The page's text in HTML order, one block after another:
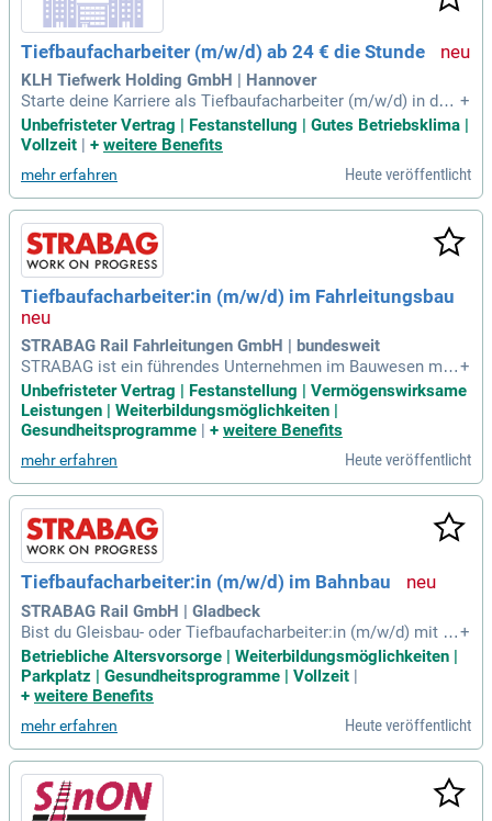
Tiefbaufacharbeiter (m/w/d) ab 24 € die Stunde
KLH Tiefwerk Holding GmbH | Hannover
Starte deine Karriere als Tiefbaufacharbeiter (m/w/d) in der
Region Hannover! Du solltest eine abgeschlossene Ausbild
ung sowie erste Erfahrungen im Tiefbau mitbringen. In unse
ristete Festanstellung mit einem attraktiven Gehalt ab 24 €
pro Stunde. Genieße 30 Tage Urlaub und ein freies Wochene
nde, da wir freitags nur bis 14 Uhr arbeiten. Außerdem förde
rn wir deine berufliche Entwicklung und bieten ein Dienstrad
leasing für bis zu zwei Räder an. Profitiere von einem respek
tvollen Umgang und offener Kommunikation auf Augenhöhe
bis zur Geschäftsführung!
+
Unbefristeter Vertrag | Festanstellung | Gutes Betriebsklima |
Vollzeit | + weitere Benefits
mehr erfahren Heute veröffentlicht
Tiefbaufacharbeiter:in (m/w/d) im Fahrleitungsbau
STRABAG Rail Fahrleitungen GmbH | bundesweit
STRABAG ist ein führendes Unternehmen im Bauwesen mit
rund 86.000 Mitarbeitern an über 2.400 Standorten weltweit.
Unser Fokus liegt auf innovativen Lösungen im Hoch- und In
genieurbau, Straßen- und Tiefbau sowie in der Projektentwic
um eine starke Unternehmenskultur zu schaffen. Nachhaltig
keit und technologischer Fortschritt sind zentrale Elemente
unserer Vision. Zusammen meistern wir Herausforderungen
und realisieren Großprojekte partnerschaftlich. Entdecken S
ie, wie wir das Bauen der Zukunft gestalten – gemeinsam fü
r eine bessere Infrastruktur.
+
Unbefristeter Vertrag | Festanstellung | Vermögenswirksame
Leistungen | Weiterbildungsmöglichkeiten |
Gesundheitsprogramme
+ weitere Benefits
mehr erfahren Heute veröffentlicht
Tiefbaufacharbeiter:in (m/w/d) im Bahnbau
STRABAG Rail GmbH | Gladbeck
Bist du Gleisbau- oder Tiefbaufacharbeiter:in (m/w/d) mit ei
nem Abschluss oder vergleichbaren Kenntnissen? Zeige dei
ne Teamfähigkeit und Flexibilität sowie die Bereitschaft zur
Schicht- und Montagearbeit. Ein Führerschein der Klasse B i
nspektrum in einem internationalen Arbeitsumfeld. Genieße
zahlreiche Mitarbeitervorteile, darunter 30 Urlaubstage, Ges
undheitsmanagement und Altersvorsorge. Werde Teil unser
es motivierten Teams und profitiere von vielfältigen Weiterb
ildungsmöglichkeiten und attraktiven Vergütungen!
+
Betriebliche Altersvorsorge | Weiterbildungsmöglichkeiten |
Parkplatz | Gesundheitsprogramme | Vollzeit |
+ weitere Benefits
mehr erfahren Heute veröffentlicht